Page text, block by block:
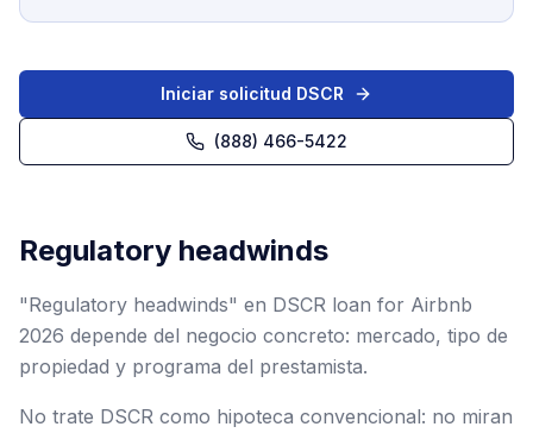
Iniciar solicitud DSCR
(888) 466-5422
Regulatory headwinds
"Regulatory headwinds" en DSCR loan for Airbnb
2026 depende del negocio concreto: mercado, tipo de
propiedad y programa del prestamista.
No trate DSCR como hipoteca convencional: no miran